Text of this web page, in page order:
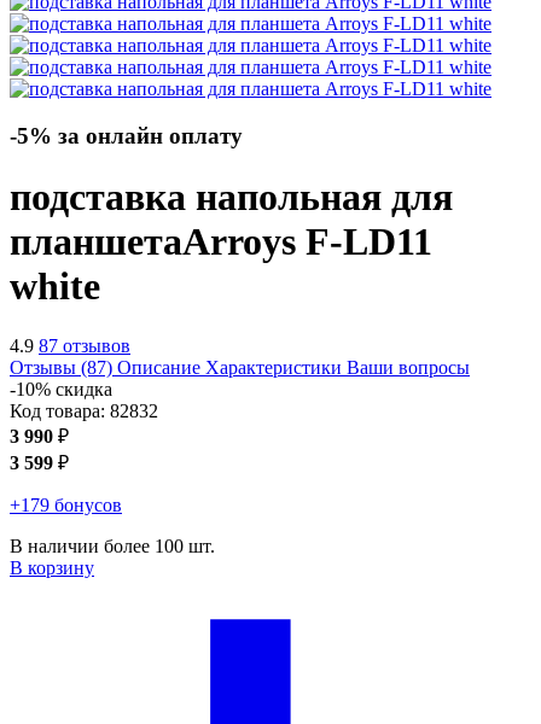
-5% за онлайн оплату
подставка напольная для
планшетаArroys F-LD11
white
4.9 87 отзывов
Отзывы (87) Описание Характеристики Ваши вопросы
-10% скидка
Код товара: 82832
3 990 ₽
3 599 ₽
+179 бонусов
В наличии более 100 шт.
В корзину